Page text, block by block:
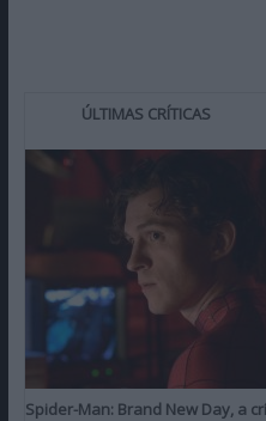
ÚLTIMAS CRÍTICAS
Spider-Man: Brand New Day, a